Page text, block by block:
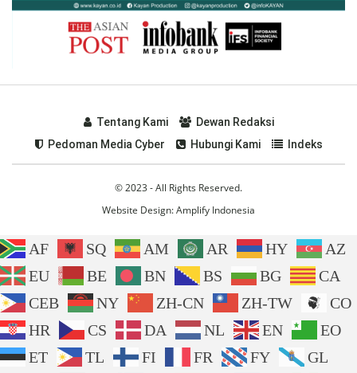
Tentang Kami
Dewan Redaksi
Pedoman Media Cyber
Hubungi Kami Indeks
© 2023 - All Rights Reserved.
Website Design:Amplify Indonesia
AF SQ AM AR HY
AZ
EU
BE BN BS BG
CA
CEB
NY ZH-CN ZH-TW
CO
HR
CS DA NL EN
EO
ET
TL FI FR FY
GL